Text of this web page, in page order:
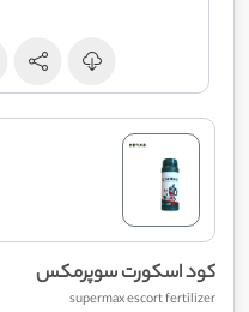
کود اسکورت سوپرمکس
supermax escort fertilizer